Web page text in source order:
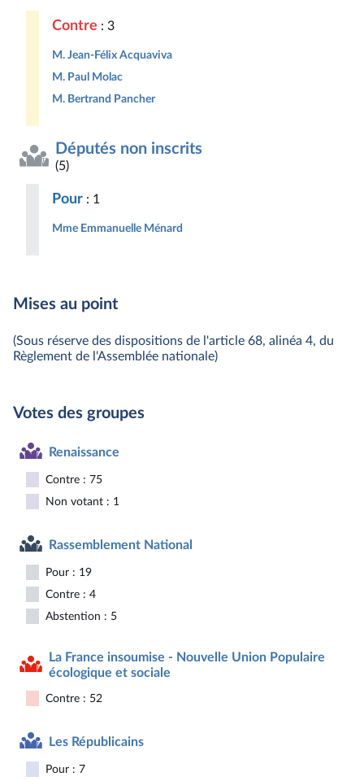
Contre : 3
M. Jean-Félix Acquaviva
M. Paul Molac
M. Bertrand Pancher
Députés non inscrits
(5)
Pour : 1
Mme Emmanuelle Ménard
Mises au point
(Sous réserve des dispositions de l'article 68, alinéa 4, du
Règlement de l'Assemblée nationale)
Votes des groupes
Renaissance
Contre : 75
Non votant : 1
Rassemblement National
Pour : 19
Contre : 4
Abstention : 5
La France insoumise - Nouvelle Union Populaire
écologique et sociale
Contre : 52
Les Républicains
Pour : 7